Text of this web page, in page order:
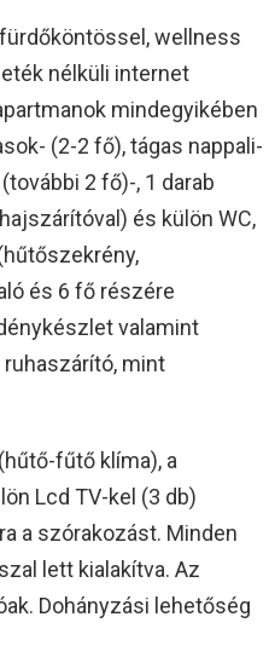
wellness
nélküli internet
mindegyikében
(2-2 fő), tágas nappali-
2 fő)-, 1 darab
és külön WC,
és 6 fő részére
valamint
mint
fűtő klíma), a
Lcd TV-kel (3 db)
a szórakozást. Minden
lett kialakítva. Az
Dohányzási lehetőség